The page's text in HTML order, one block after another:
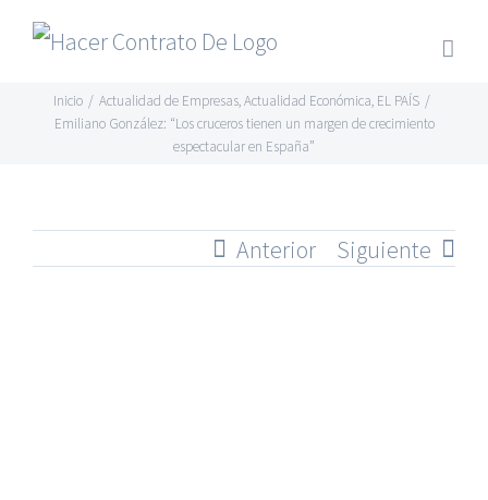
Skip
content
Inicio / Actualidad de Empresas,Actualidad Económica, EL PAÍS /
Emiliano González: “Los cruceros tienen un margen de crecimiento
espectacular en España”
Anterior Siguiente